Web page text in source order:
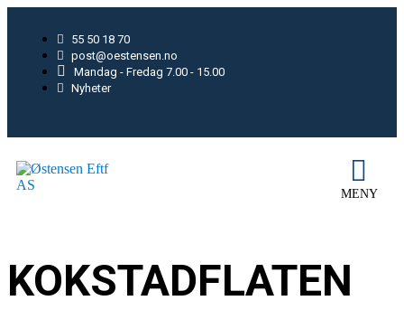
55 50 18 70
post@oestensen.no
Mandag - Fredag 7.00 - 15.00
Nyheter
KOKSTADFLATEN